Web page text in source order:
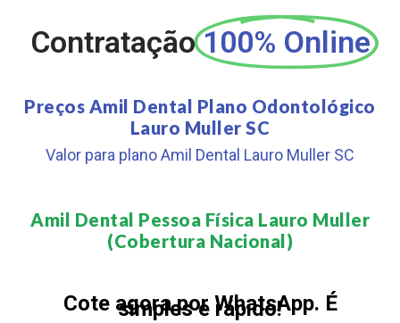
Contratação 100% Online
Preços Amil Dental Plano Odontológico
Lauro Muller SC
Valor para plano Amil Dental Lauro Muller SC
Amil Dental Pessoa Física Lauro Muller
(Cobertura Nacional)​
Cote agora por WhatsApp. É
simples e rápido!